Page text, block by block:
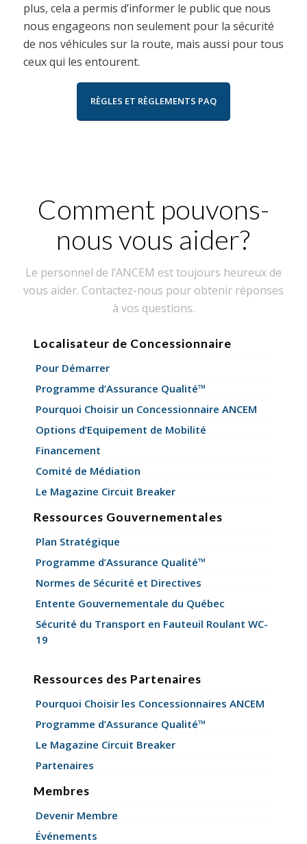
plus, cela a permis d’informer le public que nous
nous engageons non seulement pour la sécurité
de nos véhicules sur la route, mais aussi pour tous
ceux qui les entourent.
RÈGLES ET RÈGLEMENTS PAQ
Comment pouvons-
nous vous aider?
Le personnel de l’ANCEM est toujours heureux de
vous aider. Contactez-nous pour obtenir réponses
à vos questions.
Localisateur de Concessionnaire
Pour Démarrer
Programme d’Assurance Qualité™
Pourquoi Choisir un Concessionnaire ANCEM
Options d’Equipement de Mobilité
Financement
Comité de Médiation
Le Magazine Circuit Breaker
Ressources Gouvernementales
Plan Stratégique
Programme d’Assurance Qualité™
Normes de Sécurité et Directives
Entente Gouvernementale du Québec
Sécurité du Transport en Fauteuil Roulant WC-
19
Ressources des Partenaires
Pourquoi Choisir les Concessionnaires ANCEM
Programme d’Assurance Qualité™
Le Magazine Circuit Breaker
Partenaires
Membres
Devenir Membre
Événements